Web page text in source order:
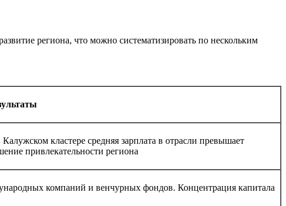
региона, что можно систематизировать по нескольким
кластере средняя зарплата в отрасли превышает
привлекательности региона
компаний и венчурных фондов. Концентрация капитала